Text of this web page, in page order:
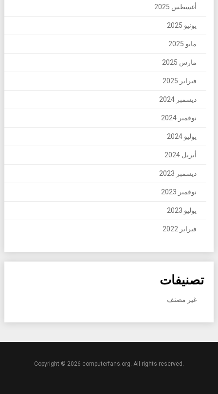
أغسطس 2025
يونيو 2025
مايو 2025
مارس 2025
فبراير 2025
ديسمبر 2024
نوفمبر 2024
يوليو 2024
أبريل 2024
ديسمبر 2023
نوفمبر 2023
يوليو 2023
فبراير 2022
تصنيفات
غير مصنف
Copyright © 2026 computerfans.org. All rights reserved.